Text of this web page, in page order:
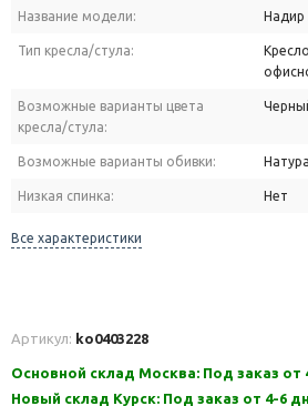
Название модели: Надир
Тип кресла/стула:
Возможные варианты цвета
кресла/стула:
Возможные варианты обивки:
Низкая спинка: Нет
Все характеристики
Артикул: ko0403228
Основной склад Москва: Под заказ от
Новый склад Курск: Под заказ от 4-6